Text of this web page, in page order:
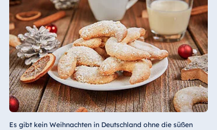
Es gibt kein Weihnachten in Deutschland ohne die süßen